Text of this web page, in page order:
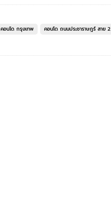
คอนโด กรุงเทพ
คอนโด ถนนประชาราษฎร์ สาย 2